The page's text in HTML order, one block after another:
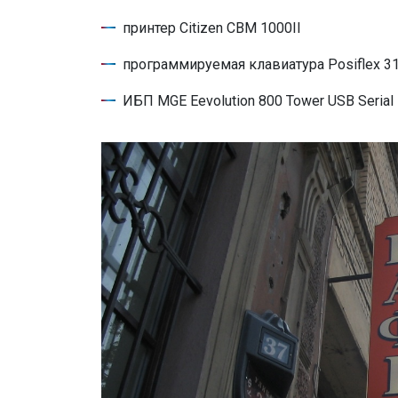
принтер Citizen CBM 1000II
программируемая клавиатура Posiflex
ИБП MGE Eevolution 800 Tower USB Serial